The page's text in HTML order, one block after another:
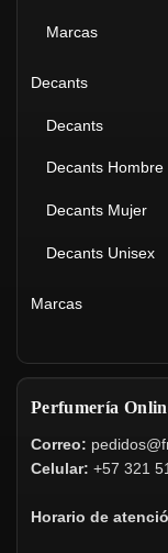
Marcas
Decants
Decants
Decants Hombre
Decants Mujer
Decants Unisex
Marcas
Perfumería
Correo:
Celular: +57 321
Horario de